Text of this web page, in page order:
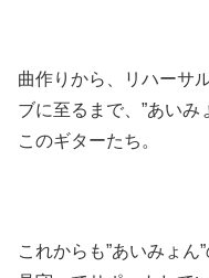
曲作りから、リハーサ
ブに至るまで、”あいみ
このギターたち。
これからも”あいみょ